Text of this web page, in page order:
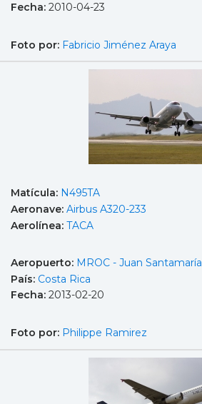
Fecha: 2010-04-23
Foto por: Fabricio Jiménez Araya
Matícula: N495TA
Aeronave: Airbus A320-233
Aerolínea: TACA
Aeropuerto: MROC - Juan
País: Costa Rica
Fecha: 2013-02-20
Foto por: Philippe Ramirez